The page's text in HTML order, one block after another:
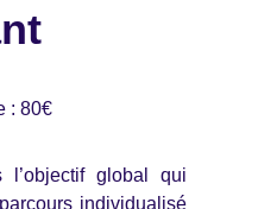
: 80€
l’objectif global qui
individualisé